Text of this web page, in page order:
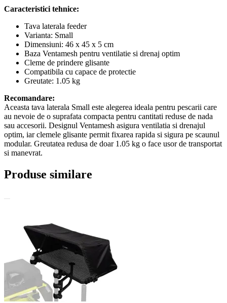
Caracteristici tehnice:
Tava laterala feeder
Varianta: Small
Dimensiuni: 46 x 45 x 5 cm
Baza Ventamesh pentru ventilatie si drenaj optim
Cleme de prindere glisante
Compatibila cu capace de protectie
Greutate: 1.05 kg
Recomandare:
Aceasta tava laterala Small este alegerea ideala pentru pescarii care
au nevoie de o suprafata compacta pentru cantitati reduse de nada
sau accesorii. Designul Ventamesh asigura ventilatia si drenajul
optim, iar clemele glisante permit fixarea rapida si sigura pe scaunul
modular. Greutatea redusa de doar 1.05 kg o face usor de transportat
si manevrat.
Produse similare